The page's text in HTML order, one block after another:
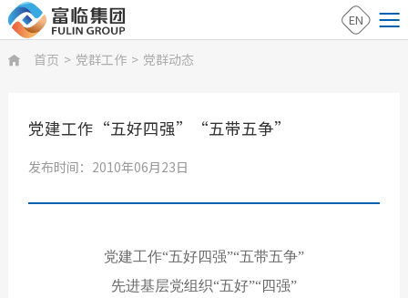
EN
 首页 > 党群工作 > 党群动态
党建工作“五好四强”“五带五争”
发布时间：2010年06月23日
党建工作“五好四强”“五带五争”
先进基层党组织“五好”“四强”